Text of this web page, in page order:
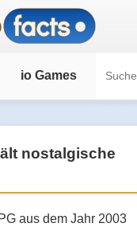
io Games
nostalgische
aus dem Jahr 2003